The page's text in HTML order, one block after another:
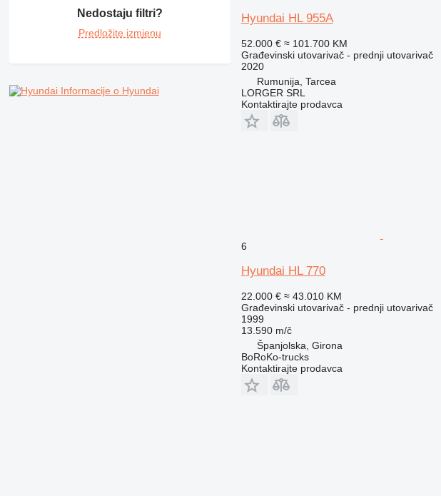
Nedostaju filtri?
Predložite izmjenu
Informacije o Hyundai
Hyundai HL 955A
52.000 € ≈ 101.700 KM
Građevinski utovarivač - prednji utovarivač
2020
Rumunija, Tarcea
LORGER SRL
Kontaktirajte prodavca
6
Hyundai HL 770
22.000 € ≈ 43.010 KM
Građevinski utovarivač - prednji utovarivač
1999
13.590 m/č
Španjolska, Girona
BoRoKo-trucks
Kontaktirajte prodavca